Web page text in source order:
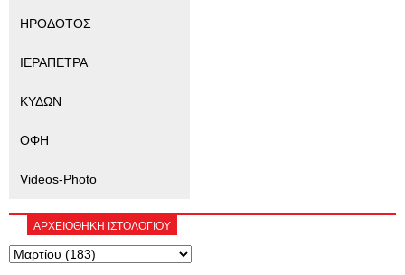
ΗΡΟΔΟΤΟΣ
ΙΕΡΑΠΕΤΡΑ
ΚΥΔΩΝ
ΟΦΗ
Videos-Photo
ΑΡΧΕΙΟΘΗΚΗ ΙΣΤΟΛΟΓΙΟΥ